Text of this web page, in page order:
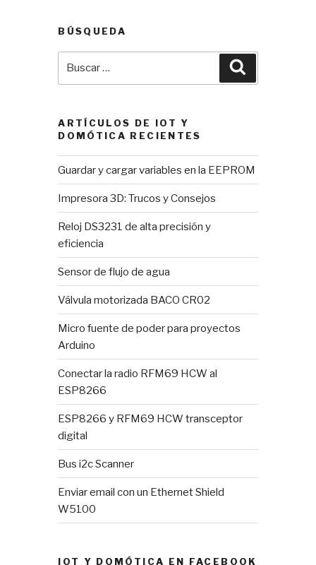
BÚSQUEDA
ARTÍCULOS DE IOT Y
DOMÓTICA RECIENTES
Guardar y cargar variables en la EEPROM
Impresora 3D: Trucos y Consejos
Reloj DS3231 de alta precisión y
eficiencia
Sensor de flujo de agua
Válvula motorizada BACO CR02
Micro fuente de poder para proyectos
Arduino
Conectar la radio RFM69 HCW al
ESP8266
ESP8266 y RFM69 HCW transceptor
digital
Bus i2c Scanner
Enviar email con un Ethernet Shield
W5100
IOT Y DOMÓTICA EN FACEBOOK